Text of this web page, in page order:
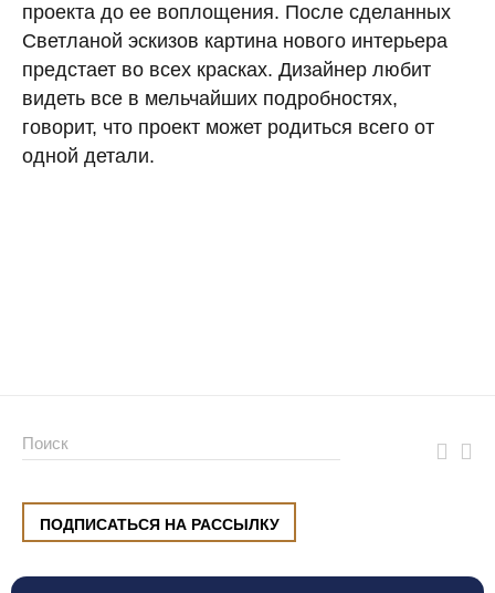
проекта до ее воплощения. После сделанных
Светланой эскизов картина нового интерьера
предстает во всех красках. Дизайнер любит
видеть все в мельчайших подробностях,
говорит, что проект может родиться всего от
одной детали.
ПОДПИСАТЬСЯ НА РАССЫЛКУ
ул. Малышева, 8, Екатеринбург